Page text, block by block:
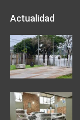
Actualidad